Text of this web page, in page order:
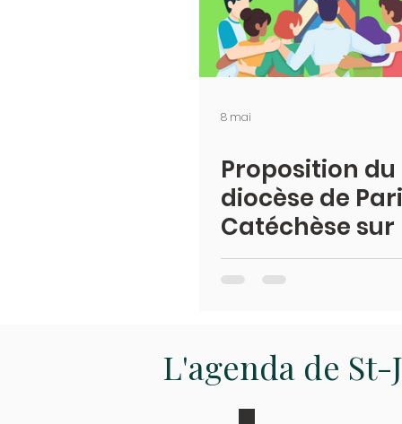
8 mai
Proposition du
diocèse de
Catéchèse sur
sacrements de
Pâques
L'agenda de St-